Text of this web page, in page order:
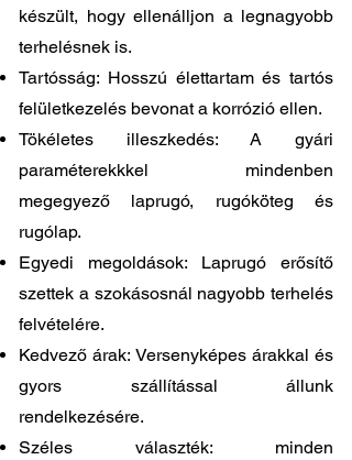
készült, hogy ellenálljon a legnagyobb
terhelésnek is.
Tartósság: Hosszú élettartam és tartós
felületkezelés bevonat a korrózió ellen.
Tökéletes illeszkedés: A gyári
paraméterekkkel mindenben
megegyező laprugó, rugóköteg és
rugólap.
Egyedi megoldások: Laprugó erősítő
szettek a szokásosnál nagyobb terhelés
felvételére.
Kedvező árak: Versenyképes árakkal és
gyors szállítással állunk
rendelkezésére.
Széles választék: minden